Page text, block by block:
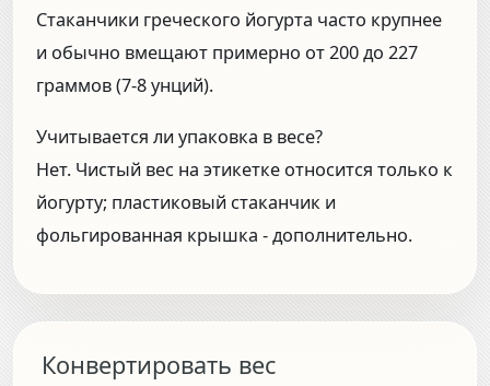
Стаканчики греческого йогурта часто крупнее
и обычно вмещают примерно от 200 до 227
граммов (7-8 унций).
Учитывается ли упаковка в весе?
Нет. Чистый вес на этикетке относится только к
йогурту; пластиковый стаканчик и
фольгированная крышка - дополнительно.
Конвертировать вес